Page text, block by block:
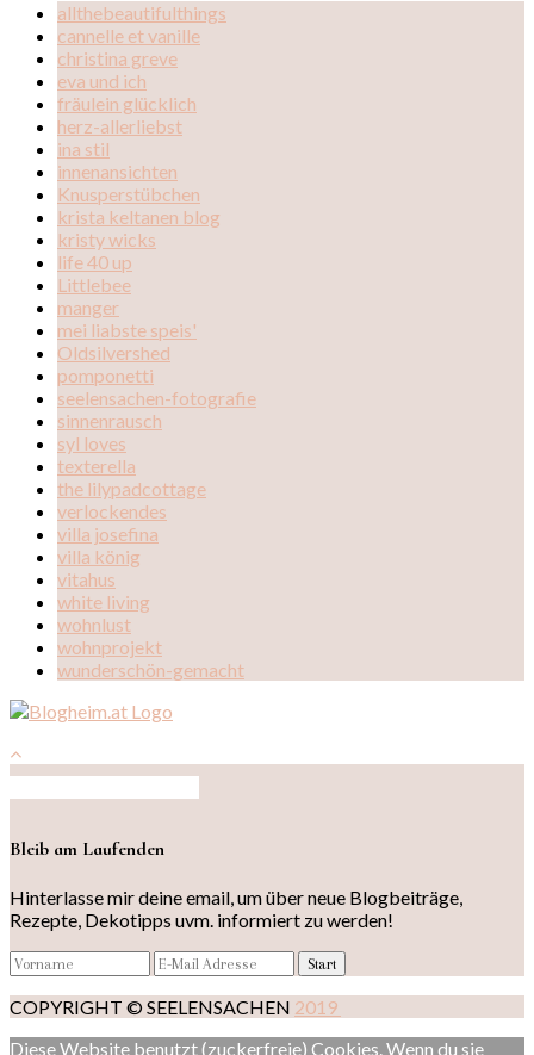
allthebeautifulthings
cannelle et vanille
christina greve
eva und ich
fräulein glücklich
herz-allerliebst
ina stil
innenansichten
Knusperstübchen
krista keltanen blog
kristy wicks
life 40 up
Littlebee
manger
mei liabste speis'
Oldsilvershed
pomponetti
seelensachen-fotografie
sinnenrausch
syl loves
texterella
the lilypadcottage
verlockendes
villa josefina
villa könig
vitahus
white living
wohnlust
wohnprojekt
wunderschön-gemacht
Bleib am Laufenden
Hinterlasse mir deine email, um über neue Blogbeiträge,
Rezepte, Dekotipps uvm. informiert zu werden!
COPYRIGHT © SEELENSACHEN 2019
Diese Website benutzt (zuckerfreie) Cookies. Wenn du sie